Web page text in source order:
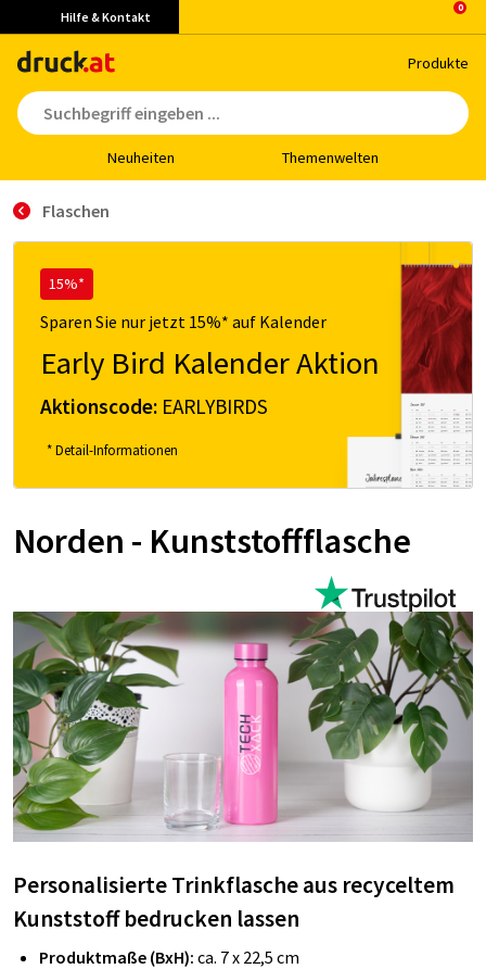
Hilfe & Kontakt
Pro­duk­te
Neu­hei­ten The­men­wel­ten
Flaschen
15%*
Sparen Sie nur jetzt 15%* auf Kalender
Early Bird Kalender Aktion
Aktionscode: EARLYBIRDS
* Detail-Informationen
Norden - Kunststoffflasche
Personalisierte Trinkflasche aus recyceltem
Kunststoff bedrucken lassen
Produktmaße (BxH): ca. 7 x 22,5 cm